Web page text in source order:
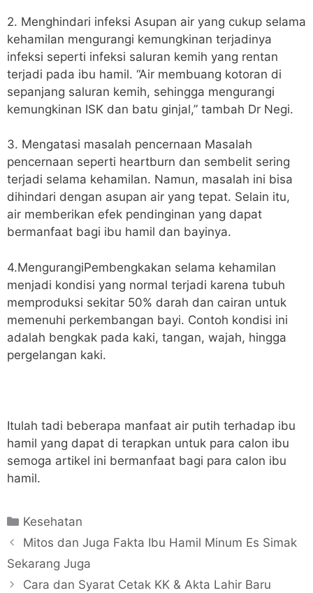
2. Menghindari infeksi Asupan air yang cukup selama
kehamilan mengurangi kemungkinan terjadinya
infeksi seperti infeksi saluran kemih yang rentan
terjadi pada ibu hamil. “Air membuang kotoran di
sepanjang saluran kemih, sehingga mengurangi
kemungkinan ISK dan batu ginjal,” tambah Dr Negi.
3. Mengatasi masalah pencernaan Masalah
pencernaan seperti heartburn dan sembelit sering
terjadi selama kehamilan. Namun, masalah ini bisa
dihindari dengan asupan air yang tepat. Selain itu,
air memberikan efek pendinginan yang dapat
bermanfaat bagi ibu hamil dan bayinya.
4.MengurangiPembengkakan selama kehamilan
menjadi kondisi yang normal terjadi karena tubuh
memproduksi sekitar 50% darah dan cairan untuk
memenuhi perkembangan bayi. Contoh kondisi ini
adalah bengkak pada kaki, tangan, wajah, hingga
pergelangan kaki.
Itulah tadi beberapa manfaat air putih terhadap ibu
hamil yang dapat di terapkan untuk para calon ibu
semoga artikel ini bermanfaat bagi para calon ibu
hamil.
Kesehatan
Mitos dan Juga Fakta Ibu Hamil Minum Es Simak
Sekarang Juga
Cara dan Syarat Cetak KK & Akta Lahir Baru